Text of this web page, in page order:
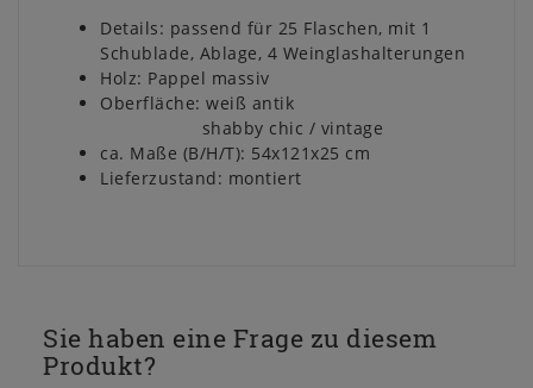
Details: passend für 25 Flaschen, mit 1
Schublade, Ablage, 4 Weinglashalterungen
Holz: Pappel massiv
Oberfläche: weiß antik
shabby chic / vintage
ca. Maße (B/H/T): 54x121x25 cm
Lieferzustand: montiert
Sie haben eine Frage zu diesem
Produkt?